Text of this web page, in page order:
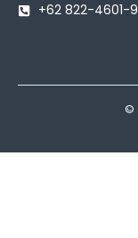
+62 822-4601-
©